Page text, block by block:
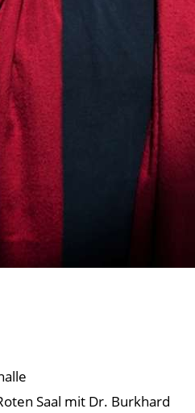
Saal mit Dr. Burkhard